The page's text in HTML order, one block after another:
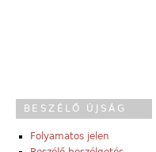
BESZÉLŐ ÚJSÁG
Folyamatos jelen